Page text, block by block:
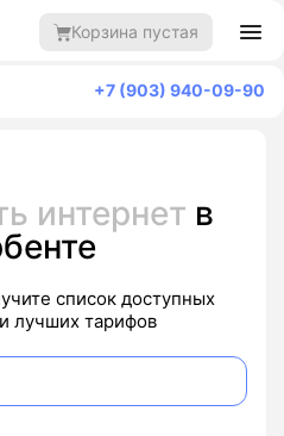
Корзина пустая
+7 (903) 940-09-90
интернет в
список доступных
лучших тарифов